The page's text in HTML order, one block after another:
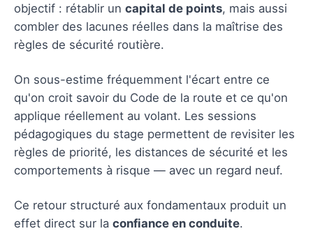
objectif : rétablir un capital de points, mais aussi
combler des lacunes réelles dans la maîtrise des
règles de sécurité routière.
On sous-estime fréquemment l'écart entre ce
qu'on croit savoir du Code de la route et ce qu'on
applique réellement au volant. Les sessions
pédagogiques du stage permettent de revisiter les
règles de priorité, les distances de sécurité et les
comportements à risque — avec un regard neuf.
Ce retour structuré aux fondamentaux produit un
effet direct sur la confiance en conduite.